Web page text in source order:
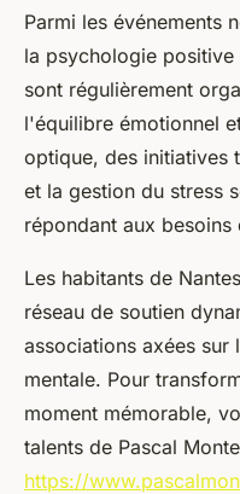
Parmi les événements
la psychologie
sont régulièrement
l'équilibre émotionnel
optique, des initiatives
et la gestion du stress
répondant aux
Les habitants de
réseau de soutien
associations axées sur
mentale. Pour
moment mémorable,
talents de Pascal
https://